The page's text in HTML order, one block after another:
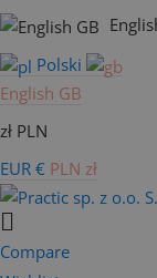
Polski
English GB
zł PLN
EUR € PLN zł
Compare